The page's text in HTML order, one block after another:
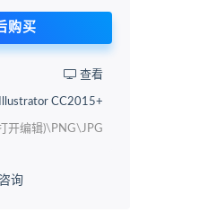
购买
查看
CC2015+
开编辑)\PNG\JPG
询